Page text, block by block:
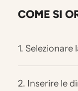
COME SI
1.
2. Inserire le